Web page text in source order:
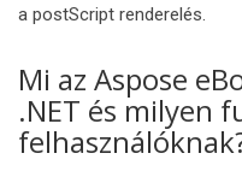
a postScript renderelés.
Mi az Aspose
.NET és milyen